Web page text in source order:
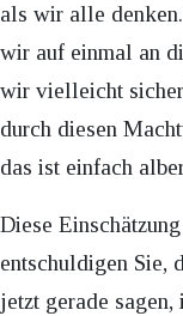
als wir alle
wir auf einmal an
wir vielleicht
durch diesen
das ist einfach
Diese
entschuldigen Sie,
jetzt gerade